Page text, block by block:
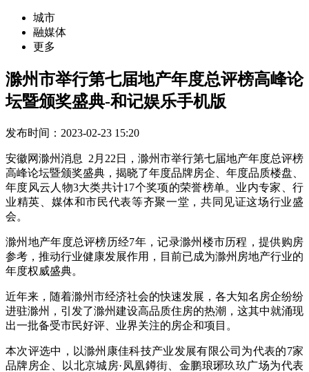
城市
融媒体
更多
滁州市举行第七届地产年度总评榜高峰论
坛暨颁奖盛典-和记娱乐手机版
发布时间：2023-02-23 15:20
安徽网滁州消息 2月22日，滁州市举行第七届地产年度总评榜
高峰论坛暨颁奖盛典，揭晓了年度品牌房企、年度品质楼盘、
年度风云人物3大类共计17个奖项的荣誉榜单。业内专家、行
业精英、媒体和市民代表等齐聚一堂，共同见证这场行业盛
会。
滁州地产年度总评榜历经7年，记录滁州楼市历程，提供购房
参考，推动行业健康发展作用，目前已成为滁州房地产行业的
年度权威盛典。
近年来，随着滁州市经济社会的快速发展，各大知名房企纷纷
进驻滁州，引发了滁州建设高品质住房的热潮，这其中就涌现
出一批备受市民好评、业界关注的房企和项目。
本次评选中，以滁州康佳科技产业发展有限公司为代表的7家
品牌房企、以北京城房·凤凰鐏街、金鹏琅琊玖玖广场为代表